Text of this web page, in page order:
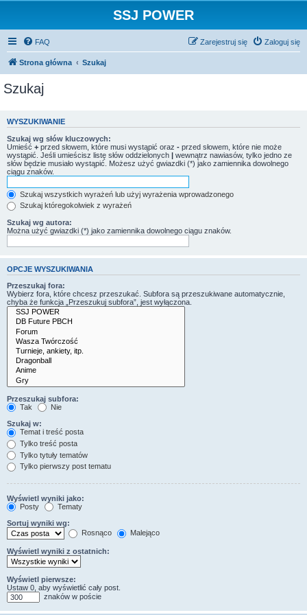
SSJ POWER
FAQ Zaloguj się
Zarejestruj się
Strona główna Szukaj
Szukaj
WYSZUKIWANIE
Szukaj wg słów kluczowych:
Umieść + przed słowem, które musi wystąpić oraz - przed słowem, które nie może
wystąpić. Jeśli umieścisz listę słów oddzielonych | wewnątrz nawiasów, tylko jedno ze
słów będzie musiało wystąpić. Możesz użyć gwiazdki (*) jako zamiennika dowolnego
ciągu znaków.
Szukaj wszystkich wyrażeń lub użyj wyrażenia wprowadzonego
Szukaj któregokolwiek z wyrażeń
Szukaj wg autora:
Można użyć gwiazdki (*) jako zamiennika dowolnego ciągu znaków.
OPCJE WYSZUKIWANIA
Przeszukaj fora:
Wybierz fora, które chcesz przeszukać. Subfora są przeszukiwane automatycznie,
chyba że funkcja „Przeszukuj subfora”, jest wyłączona.
Przeszukaj subfora:
Tak
Nie
Szukaj w:
Temat i treść posta
Tylko treść posta
Tylko tytuły tematów
Tylko pierwszy post tematu
Wyświetl wyniki jako:
Posty
Tematy
Sortuj wyniki wg:
Rosnąco
Malejąco
Wyświetl wyniki z ostatnich:
Wyświetl pierwsze:
Ustaw 0, aby wyświetlić cały post.
znaków w poście